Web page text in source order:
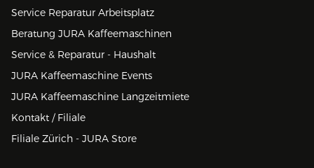
Service Reparatur Arbeitsplatz
Beratung JURA Kaffeemaschinen
Service & Reparatur - Haushalt
JURA Kaffeemaschine Events
JURA Kaffeemaschine Langzeitmiete
Kontakt / Filiale
Filiale Zürich - JURA Store